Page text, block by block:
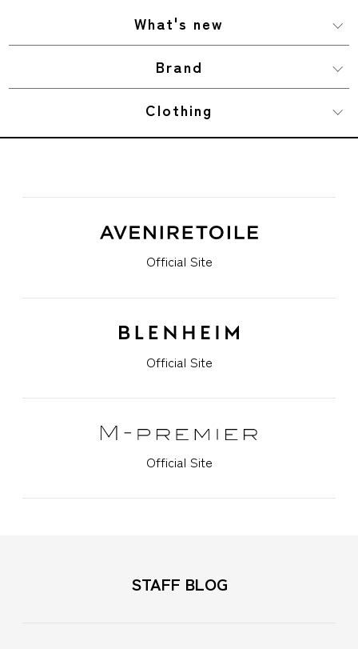
What's new
Brand
Clothing
Official Site
Official Site
Official Site
STAFF BLOG